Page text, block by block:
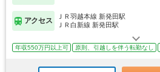
アクセス
ＪＲ羽越本線 新発田駅
ＪＲ白新線 新発田駅
年収550万円以上可 原則、引越しを伴う転勤なし